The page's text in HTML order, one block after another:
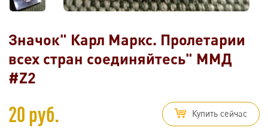
Значок" Карл Маркс. Пролетарии
всех стран соединяйтесь" ММД
#Z2
20 руб. Купить сейчас